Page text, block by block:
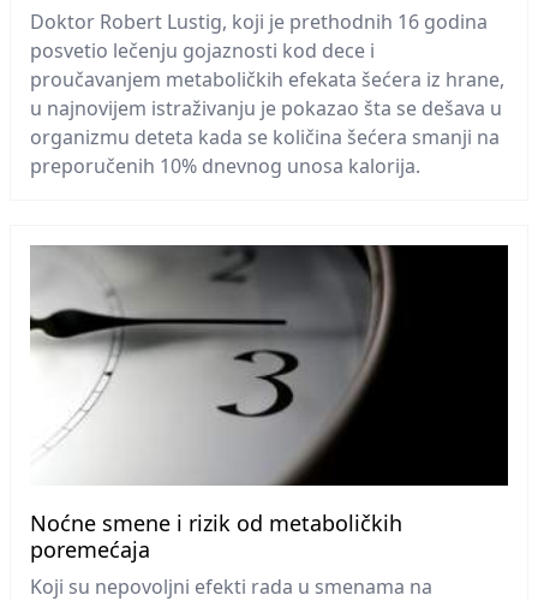
Doktor Robert Lustig, koji je prethodnih 16 godina
posvetio lečenju gojaznosti kod dece i
proučavanjem metaboličkih efekata šećera iz hrane,
u najnovijem istraživanju je pokazao šta se dešava u
organizmu deteta kada se količina šećera smanji na
preporučenih 10% dnevnog unosa kalorija.
Noćne smene i rizik od metaboličkih
poremećaja
Koji su nepovoljni efekti rada u smenama na